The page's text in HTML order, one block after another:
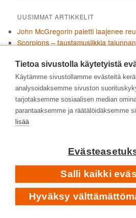
UUSIMMAT ARTIKKELIT
John McGregorin paletti laajenee
Scorpions – taustamusiikkia
Esa Pulliainen ja Agents loivat oman
soundinsa
Placebo loi debyyttinsä uudelleen •
Curved Air – progea taidemusiikin
Pharoah Sanders • Impulsen
Garbage – kulttibändin kypsät
Social Distortionin Born to Kill
Boards Of Canada – äänen
Joni Mitchellin Blue ei jätä mitään
Pharoah Sanders – tyyntä, myrskyä
1964–1974
Tietoa sivustolla käytetyistä
Käytämme sivustollamme evästeitä
analysoidaksemme sivuston
tarjotaksemme sosiaalisen median
parantaaksemme ja räätälöidäksemme
lisää
Salli kaikki
Hyväksy